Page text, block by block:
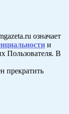
означает
и
Пользователя. В
прекратить